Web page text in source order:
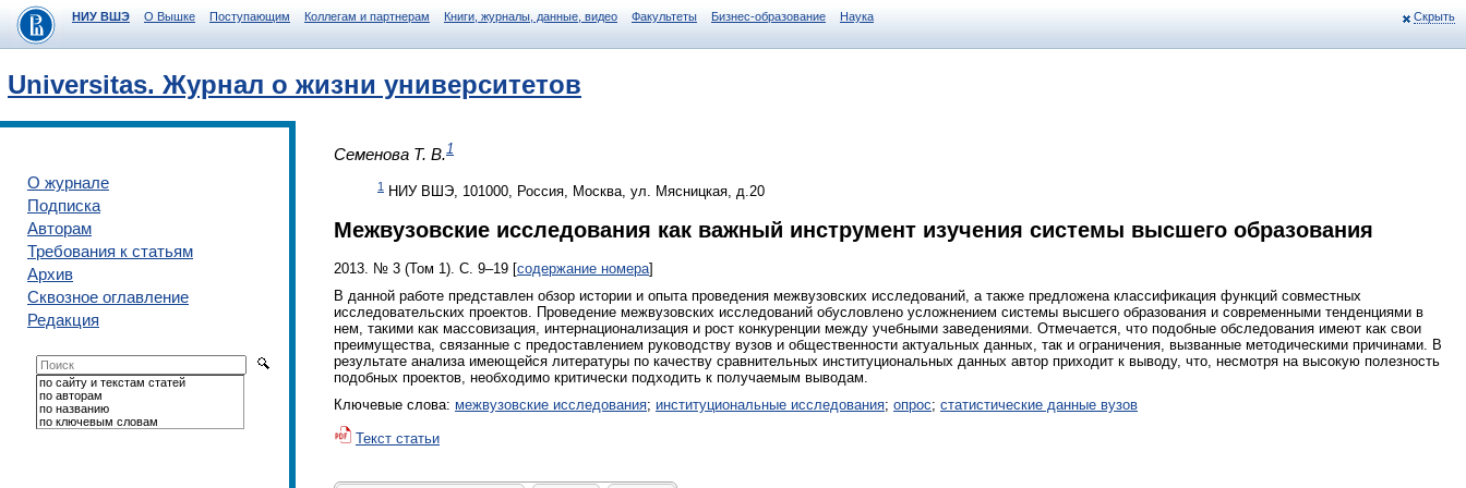
Скрыть
НИУ ВШЭ О Вышке Поступающим Коллегам и партнерам Книги, журналы, данные, видео Факультеты Бизнес-образование Наука
Universitas. Журнал о жизни университетов
О журнале
Подписка
Авторам
Требования к статьям
Архив
Сквозное оглавление
Редакция
по сайту и текстам статей
по авторам
по названию
по ключевым словам
Семенова Т. В.1
1 НИУ ВШЭ, 101000, Россия, Москва, ул. Мясницкая, д.20
Межвузовские исследования как важный инструмент изучения системы высшего образования
2013. № 3 (Том 1). С. 9–19 [содержание номера]
В данной работе представлен обзор истории и опыта проведения межвузовских исследований, а также предложена классификация функций совместных
исследовательских проектов. Проведение межвузовских исследований обусловлено усложнением системы высшего образования и современными тенденциями в
нем, такими как массовизация, интернационализация и рост конкуренции между учебными заведениями. Отмечается, что подобные обследования имеют как свои
преимущества, связанные с предоставлением руководству вузов и общественности актуальных данных, так и ограничения, вызванные методическими причинами. В
результате анализа имеющейся литературы по качеству сравнительных институциональных данных автор приходит к выводу, что, несмотря на высокую полезность
подобных проектов, необходимо критически подходить к получаемым выводам.
Ключевые слова: межвузовские исследования; институциональные исследования; опрос; cтатистические данные вузов
Текст статьи